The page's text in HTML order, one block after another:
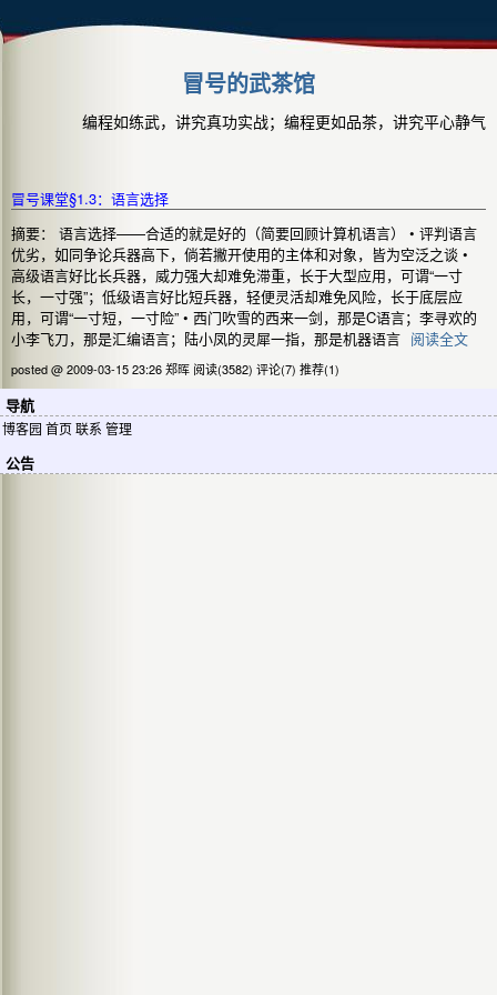
冒号的武茶馆
编程如练武，讲究真功实战；编程更如品茶，讲究平心静气
冒号课堂§1.3：语言选择
摘要： 语言选择——合适的就是好的（简要回顾计算机语言） • 评判语言
优劣，如同争论兵器高下，倘若撇开使用的主体和对象，皆为空泛之谈 •
高级语言好比长兵器，威力强大却难免滞重，长于大型应用，可谓“一寸
长，一寸强”；低级语言好比短兵器，轻便灵活却难免风险，长于底层应
用，可谓“一寸短，一寸险” • 西门吹雪的西来一剑，那是C语言；李寻欢的
小李飞刀，那是汇编语言；陆小凤的灵犀一指，那是机器语言 阅读全文
posted @ 2009-03-15 23:26 郑晖 阅读(3582) 评论(7) 推荐(1)
导航
博客园 首页联系 管理
公告